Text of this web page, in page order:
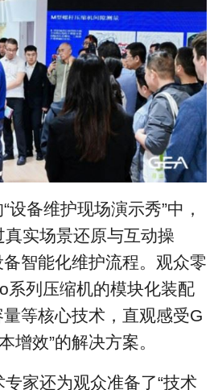
设备维护现场演示秀”中，
实场景还原与互动操
智能化维护流程。观众零
系列压缩机的模块化装配
等核心技术，直观感受G
增效”的解决方案。
家还为观众准备了“技术